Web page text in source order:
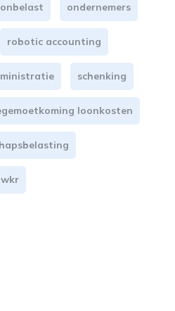
onbelast ondernemers
robotic accounting
schenking
loonkosten
wkr